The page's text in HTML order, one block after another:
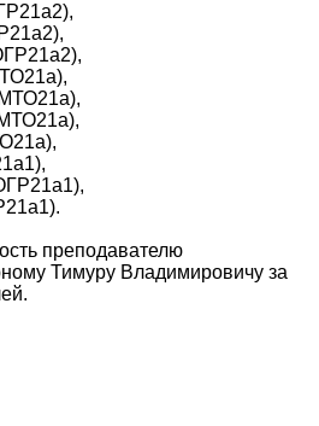
преподавателю
Тимуру Владимировичу за